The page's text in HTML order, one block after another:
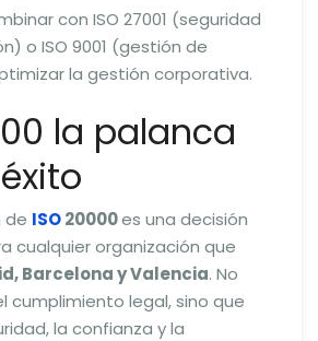
con ISO 27001 (seguridad
o ISO 9001 (gestión de
la gestión corporativa.
la palanca
de ISO20000es una decisión
cualquier organización que
Barcelona y Valencia. No
cumplimiento legal, sino que
la confianza y la